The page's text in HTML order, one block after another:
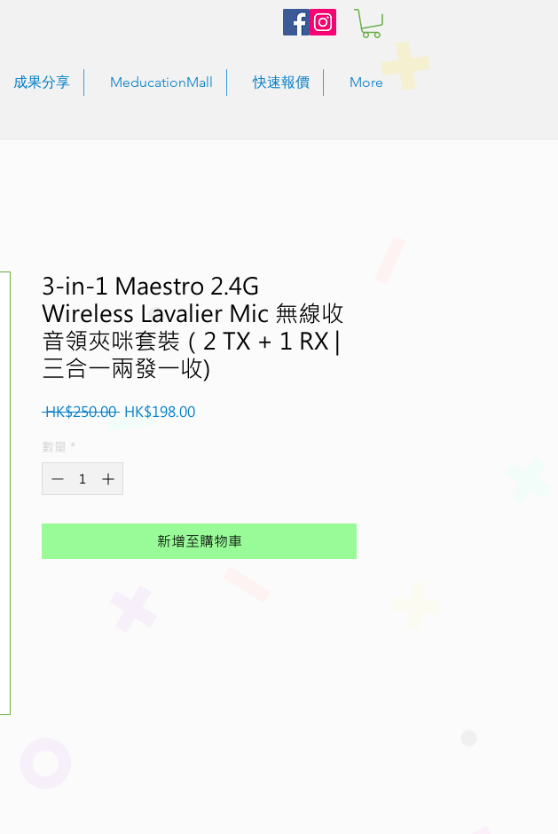
成果分享 MeducationMall 快速報價 More
3-in-1 Maestro 2.4G
Wireless Lavalier Mic 無線收
音領夾咪套裝（2 TX + 1 RX |
三合一兩發一收)
HK$250.00 一
格
HK$198.00促
數量 *
新增至購物車